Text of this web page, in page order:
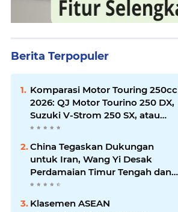
Berita Terpopuler
Komparasi Motor Touring 250cc
2026: QJ Motor Tourino 250 DX,
Suzuki V-Strom 250 SX, atau
Kawasaki Versys-X 250?
China Tegaskan Dukungan
untuk Iran, Wang Yi Desak
Perdamaian Timur Tengah dan
Soroti Ketegangan dengan AS
Klasemen ASEAN